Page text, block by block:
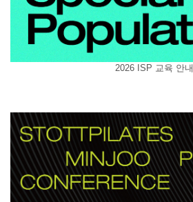
2026 ISP 교육 안내